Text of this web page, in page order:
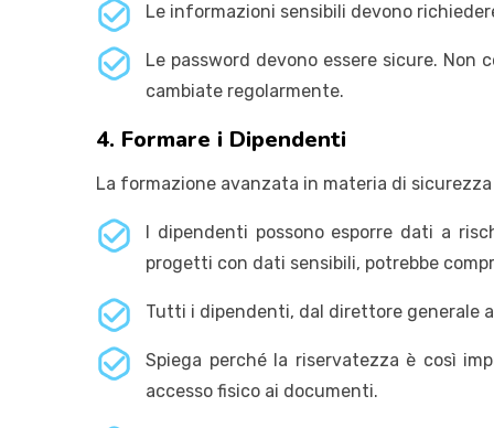
Le informazioni sensibili devono
Le password devono essere sicure.
cambiate regolarmente.
4. Formare i Dipendenti
La formazione avanzata in materia di
I dipendenti possono esporre dati a
progetti con dati sensibili, potrebbe
Tutti i dipendenti, dal direttore generale
Spiega perché la riservatezza è così
accesso fisico ai documenti.